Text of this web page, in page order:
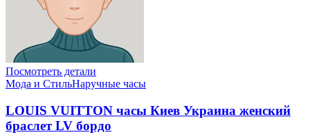
Посмотреть детали
Мода и СтильНаручные часы
LOUIS VUITTON часы Киев Украина женский
браслет LV бордо